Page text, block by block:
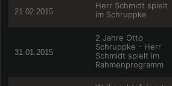
21.02.2015
Herr Schmidt spielt
im Schruppke
31.01.2015
2 Jahre Otto
Schruppke - Herr
Schmidt spielt im
Rahmenprogramm